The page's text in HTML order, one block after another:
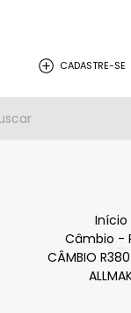
CADASTRE-SE
PEÇAS PARA
Início
Câmbio -
CÂMBIO